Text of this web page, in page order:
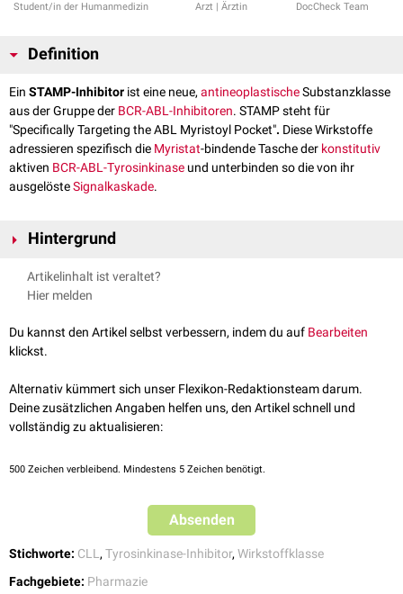
Student/in der Humanmedizin Arzt | Ärztin DocCheck Team
Definition
Ein STAMP-Inhibitor ist eine neue, antineoplastischeSubstanzklasse
aus der Gruppe der BCR-ABL-Inhibitoren. STAMP steht für
"Specifically Targeting the ABL Myristoyl Pocket". Diese Wirkstoffe
adressieren spezifisch die Myristat-bindende Tasche der konstitutiv
aktiven BCR-ABL-Tyrosinkinase und unterbinden so die von ihr
ausgelösteSignalkaskade.
Hintergrund
Ein Beispiel für einen STAMP-Inhibitor ist der Wirkstoff
der Therapie der
können Nebenwirkungen, die bei anderen Tyrosinkinasehemmern wie
Imatinib
Artikelinhalt ist veraltet?
Hier melden
Du kannst den Artikel selbst verbessern, indem du auf Bearbeiten
klickst.
Alternativ kümmert sich unser Flexikon-Redaktionsteam darum.
Deine zusätzlichen Angaben helfen uns, den Artikel schnell und
vollständig zu aktualisieren:
500 Zeichen verbleibend. Mindestens 5 Zeichen benötigt.
Absenden
Stichworte: CLL, Tyrosinkinase-Inhibitor, Wirkstoffklasse
Fachgebiete: Pharmazie